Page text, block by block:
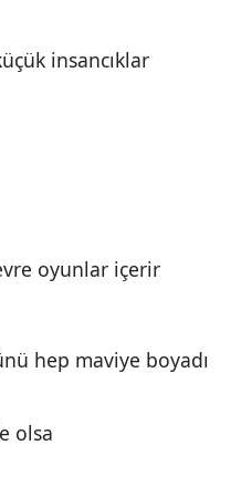
insancıklar
oyunlar içerir
hep maviye boyadı
olsa